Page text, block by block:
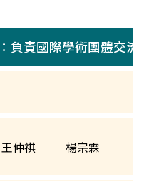
負責國際學術團體交流
王仲祺 楊宗霖